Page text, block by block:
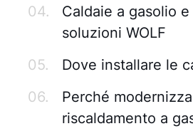
04.
Caldaie a gasolio
soluzioni WOLF
05.
Dove installare le
06.
Perché
riscaldamento a